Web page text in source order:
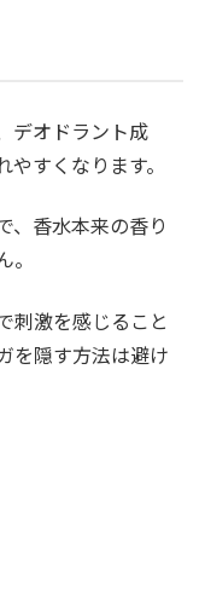
デオドラント成
すくなります。
、香水本来の香り
刺激を感じること
を隠す方法は避け